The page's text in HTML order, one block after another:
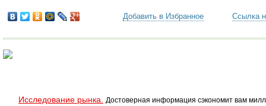
Добавить в Избранное Ссылка
Исследование рынка.
Достоверная информация сэкономит вам